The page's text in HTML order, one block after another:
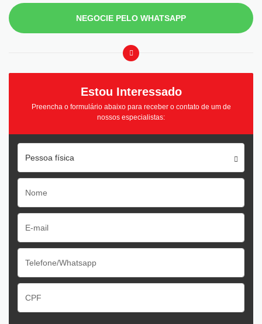
NEGOCIE PELO WHATSAPP
Estou Interessado
Preencha o formulário abaixo para receber o contato de um de
nossos especialistas:
Pessoa física